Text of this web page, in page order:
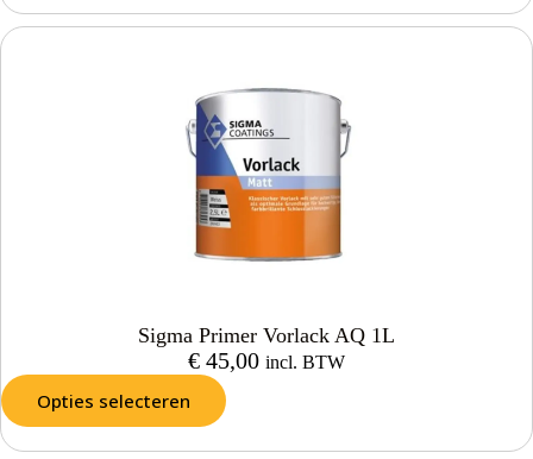
Sigma Primer Vorlack AQ 1L
€ 45,00 incl. BTW
Opties selecteren